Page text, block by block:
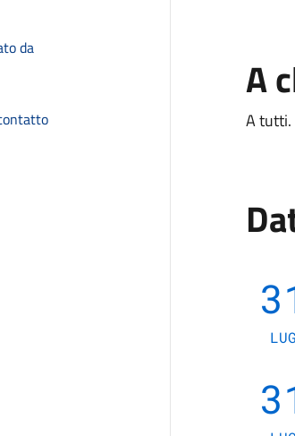
da
A
A tutti.
LUG